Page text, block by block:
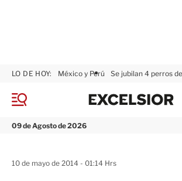
M
n
09 de Agosto de 2026
LO DE HOY: México y Perú Se jubilan 4 perros
x
10 de mayo de 2014 - 01:14 Hrs